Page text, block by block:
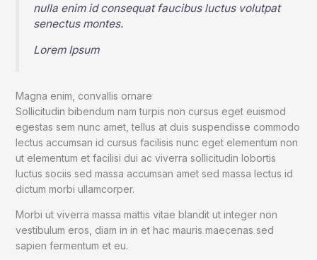
nulla enim id consequat faucibus luctus volutpat
senectus montes.
Lorem Ipsum
Magna enim, convallis ornare
Sollicitudin bibendum nam turpis non cursus eget euismod
egestas sem nunc amet, tellus at duis suspendisse commodo
lectus accumsan id cursus facilisis nunc eget elementum non
ut elementum et facilisi dui ac viverra sollicitudin lobortis
luctus sociis sed massa accumsan amet sed massa lectus id
dictum morbi ullamcorper.
Morbi ut viverra massa mattis vitae blandit ut integer non
vestibulum eros, diam in in et hac mauris maecenas sed
sapien fermentum et eu.